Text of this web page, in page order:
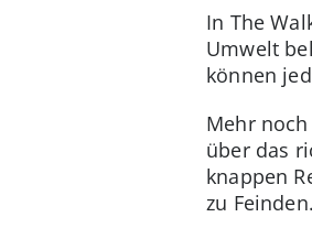
In The
Umwelt
können
Mehr
über das
knappen
zu Feinden.